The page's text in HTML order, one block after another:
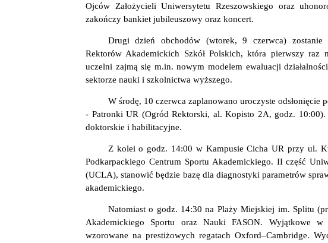
Ojców Założycieli Uniwersytetu Rzeszowskiego oraz
zakończy bankiet jubileuszowy oraz koncert.
Drugi dzień obchodów (wtorek, 9 czerwca) zostanie
Rektorów Akademickich Szkół Polskich, która pierwszy raz
uczelni zajmą się m.in. nowym modelem ewaluacji
sektorze nauki i szkolnictwa wyższego.
W środę, 10 czerwca zaplanowano uroczyste
- Patronki UR (Ogród Rektorski, al. Kopisto 2A, godz. 10:00).
doktorskie i habilitacyjne.
Z kolei o godz. 14:00 w Kampusie Cicha UR przy ul.
Podkarpackiego Centrum Sportu Akademickiego. II część
(UCLA), stanowić będzie bazę dla diagnostyki parametrów
akademickiego.
Natomiast o godz. 14:30 na Plaży Miejskiej im. Splitu
Akademickiego Sportu oraz Nauki FASON. Wyjątkowe
wzorowane na prestiżowych regatach Oxford–Cambridge.